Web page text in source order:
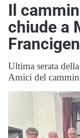
Il
chiude a
Ultima serata
Amici del